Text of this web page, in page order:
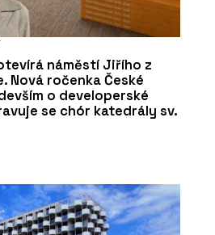
náměstí Jiřího z
Nová ročenka České
o developerské
se chór katedrály sv.